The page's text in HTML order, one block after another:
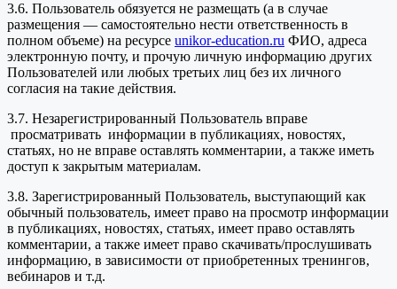
3.6. Пользователь обязуется не размещать (а в случае
размещения — самостоятельно нести ответственность в
полном объеме) на ресурсе unikor-education.ru ФИО, адреса
электронную почту, и прочую личную информацию других
Пользователей или любых третьих лиц без их личного
согласия на такие действия.
3.7. Незарегистрированный Пользователь вправе
просматривать информации в публикациях, новостях,
статьях, но не вправе оставлять комментарии, а также иметь
доступ к закрытым материалам.
3.8. Зарегистрированный Пользователь, выступающий как
обычный пользователь, имеет право на просмотр информации
в публикациях, новостях, статьях, имеет право оставлять
комментарии, а также имеет право скачивать/прослушивать
информацию, в зависимости от приобретенных тренингов,
вебинаров и т.д.